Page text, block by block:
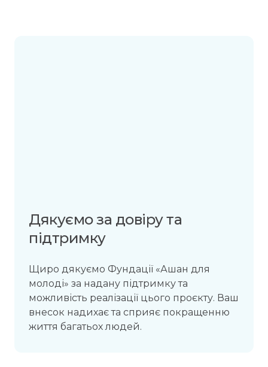
Дякуємо за довіру та
підтримку
Щиро дякуємо Фундації «Ашан для
молоді» за надану підтримку та
можливість реалізації цього проєкту. Ваш
внесок надихає та сприяє покращенню
життя багатьох людей.